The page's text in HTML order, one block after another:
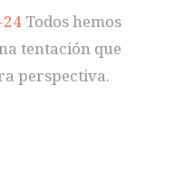
24Todos hemos
tentación que
perspectiva.